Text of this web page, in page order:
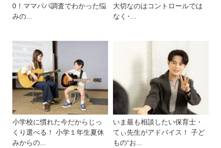
0！ママパパ調査でわかった悩
みの...
大切なのはコントロールでは
なく･...
小学校に慣れた今だからじっ
くり選べる！ 小学１年生夏休
みからの...
いま最も相談したい保育士・
てぃ先生がアドバイス！ 子ど
もの“お...